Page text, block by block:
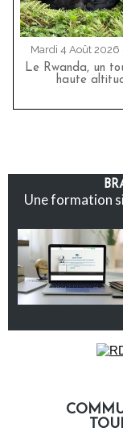
Mardi 4 Août
Le Rwanda, un
haute
Une formation